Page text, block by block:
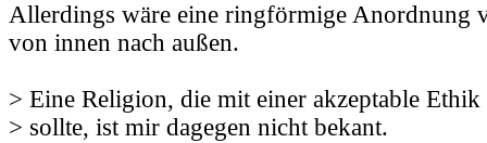
Allerdings wäre eine ringförmige Anordnung
von innen nach außen.
> Eine Religion, die mit einer akzeptable
> sollte, ist mir dagegen nicht bekant.